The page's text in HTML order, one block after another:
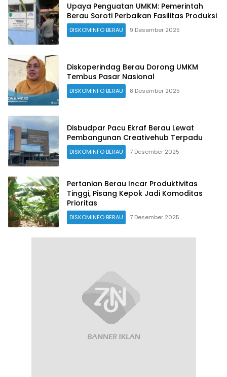
Upaya Penguatan UMKM: Pemerintah
Berau Soroti Perbaikan Fasilitas Produksi
DISKOMINFO BERAU 9 Desember 2025
Diskoperindag Berau Dorong UMKM
Tembus Pasar Nasional
DISKOMINFO BERAU 8 Desember 2025
Disbudpar Pacu Ekraf Berau Lewat
Pembangunan Creativehub Terpadu
DISKOMINFO BERAU 7 Desember 2025
Pertanian Berau Incar Produktivitas
Tinggi, Pisang Kepok Jadi Komoditas
Prioritas
DISKOMINFO BERAU 7 Desember 2025